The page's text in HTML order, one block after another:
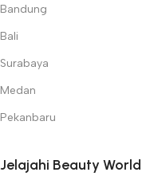
Bandung
Bali
Surabaya
Medan
Pekanbaru
Jelajahi Beauty World